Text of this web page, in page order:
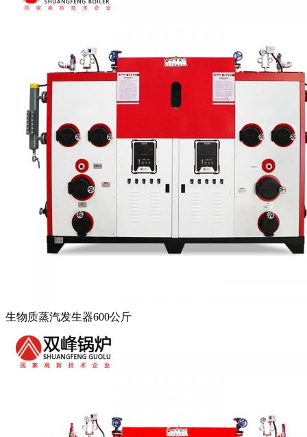
生物质蒸汽发生器600公斤